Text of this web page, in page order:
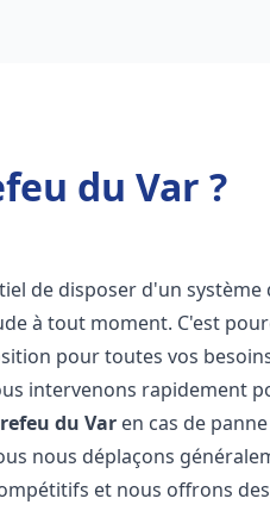
du Var ?
de disposer d'un système
à tout moment. C'est
pour toutes vos
intervenons rapidement
du Var en cas de
nous déplaçons
et nous offrons